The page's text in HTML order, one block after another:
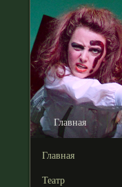
Главная
Главная
Театр